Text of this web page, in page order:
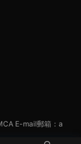
E-mail郵箱：a